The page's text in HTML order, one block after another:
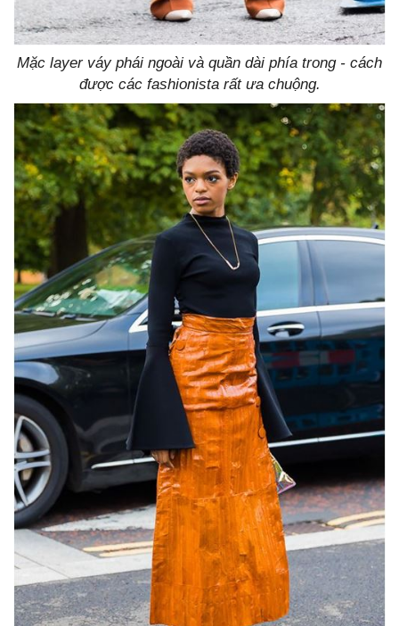
Mặc layer váy phái ngoài và quần dài phía trong - cách
được các fashionista rất ưa chuộng.